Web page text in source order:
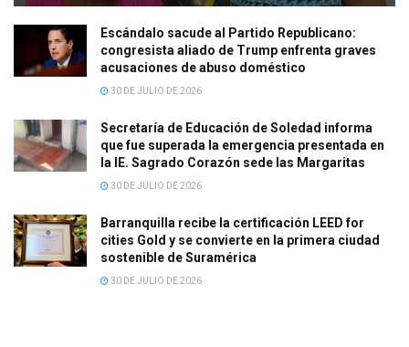
Escándalo sacude al Partido Republicano:
congresista aliado de Trump enfrenta graves
acusaciones de abuso doméstico
30 DE JULIO DE 2026
Secretaría de Educación de Soledad informa
que fue superada la emergencia presentada en
la IE. Sagrado Corazón sede las Margaritas
30 DE JULIO DE 2026
Barranquilla recibe la certificación LEED for
cities Gold y se convierte en la primera ciudad
sostenible de Suramérica
30 DE JULIO DE 2026